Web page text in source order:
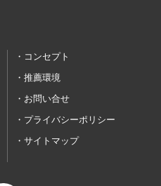
コンセプト
推薦環境
お問い合せ
プライバシーポリシー
サイトマップ